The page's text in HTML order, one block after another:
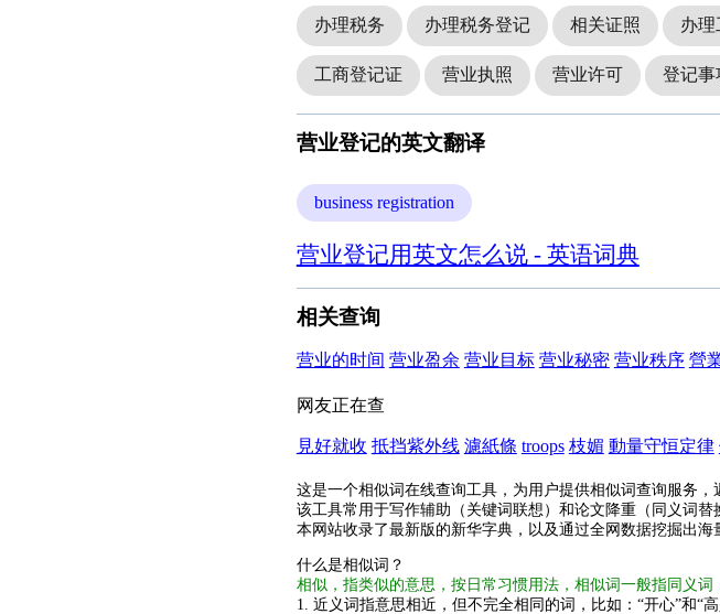
办理税务 办理税务登记 相关证照 办理
工商登记证 营业执照 营业许可 登记事
营业登记的英文翻译
business registration
营业登记用英文怎么说 - 英语词典
相关查询
营业的时间 营业盈余 营业目标 营业秘密 营业秩序 營
网友正在查
見好就收 抵挡紫外线 濾紙條 troops 枝媚 動量守恒定律
这是一个相似词在线查询工具，为用户提供相似词查询服务，
该工具常用于写作辅助（关键词联想）和论文降重（同义词替
本网站收录了最新版的新华字典，以及通过全网数据挖掘出
什么是相似词？
相似，指类似的意思，按日常习惯用法，相似词一般指同义词
1. 近义词指意思相近，但不完全相同的词，比如：“开心”和“高